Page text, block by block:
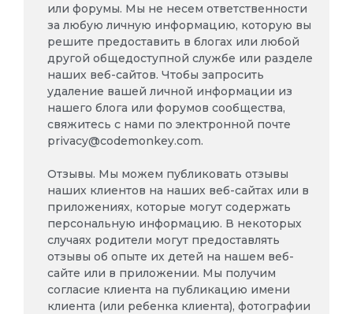
или форумы. Мы не несем ответственности
за любую личную информацию, которую вы
решите предоставить в блогах или любой
другой общедоступной службе или разделе
наших веб-сайтов. Чтобы запросить
удаление вашей личной информации из
нашего блога или форумов сообщества,
свяжитесь с нами по электронной почте
privacy@codemonkey.com.
Отзывы. Мы можем публиковать отзывы
наших клиентов на наших веб-сайтах или в
приложениях, которые могут содержать
персональную информацию. В некоторых
случаях родители могут предоставлять
отзывы об опыте их детей на нашем веб-
сайте или в приложении. Мы получим
согласие клиента на публикацию имени
клиента (или ребенка клиента), фотографии